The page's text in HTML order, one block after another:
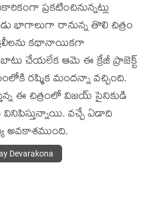
ప్రకటించినున్నట్లు
భాగాలుగా రానున్న తొలి చిత్రం
కథానాయికగా
చేయలేక ఆమె ఈ క్రేజీ ప్రాజెక్ట్
రష్మిక మందన్నా వచ్చింది.
ఈ చిత్రంలో విజయ్ సైనికుడి
వినిపిస్తున్నాయి. వచ్చే ఏడాది
అవకాశముంది.
Devarakona